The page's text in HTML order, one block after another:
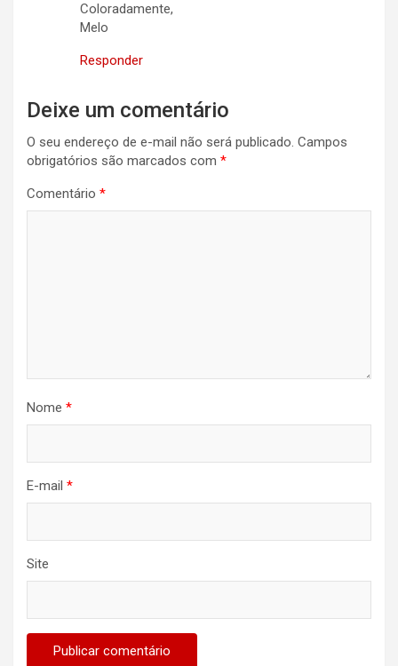
Coloradamente,
Melo
Responder
Deixe um comentário
O seu endereço de e-mail não será publicado. Campos
obrigatórios são marcados com *
Comentário *
Nome *
E-mail *
Site